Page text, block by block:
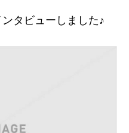
タビューしました♪